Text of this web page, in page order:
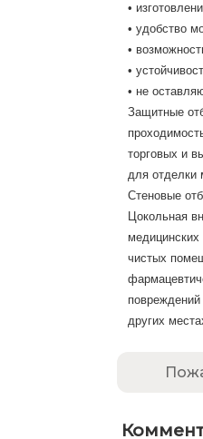
•
• удобство
•
•
• не
Защитные
торговых и
для отделки
Стеновые
Цокольная
чистых
других